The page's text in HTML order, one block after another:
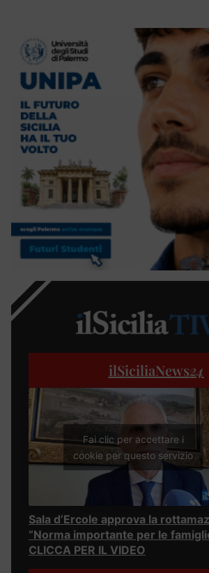
ilSiciliaNews24
Fai clic per accettare i
cookie per questo servizio
Sala d’Ercole approva la
“Norma importante per le
CLICCA PER IL VIDEO